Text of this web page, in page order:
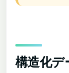
構造化デ